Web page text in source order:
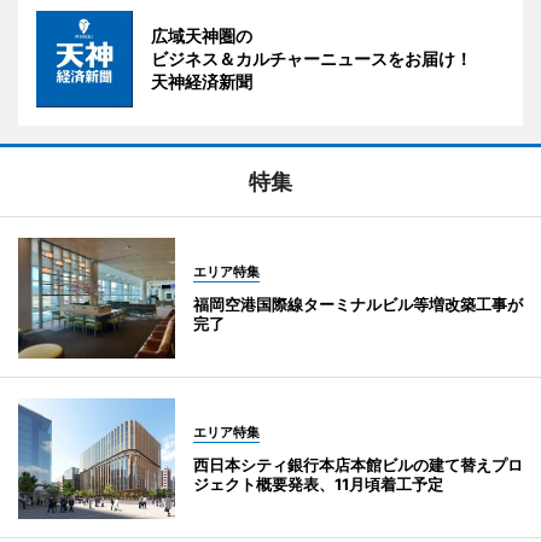
広域天神圏の
ビジネス＆カルチャーニュースをお届け！
天神経済新聞
特集
エリア特集
福岡空港国際線ターミナルビル等増改築工事が
完了
エリア特集
西日本シティ銀行本店本館ビルの建て替えプロ
ジェクト概要発表、11月頃着工予定